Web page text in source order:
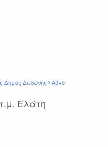
Δήμος Δωδώνης Αβγό
Ελάτη